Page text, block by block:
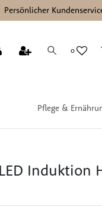
Persönlicher
0
Pflege &
Induktion